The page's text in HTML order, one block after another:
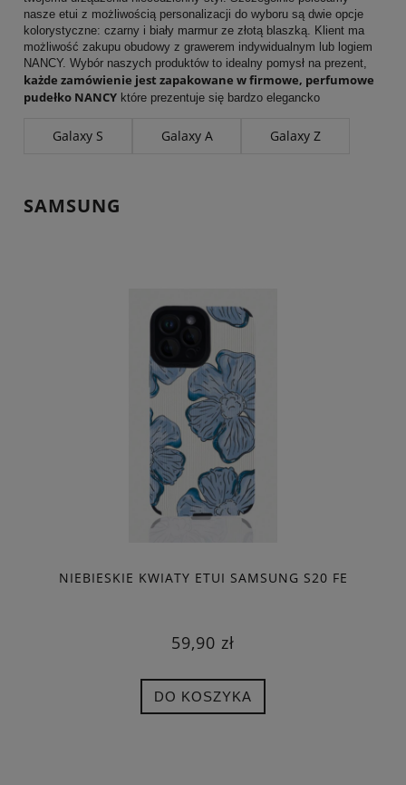
nasze etui z możliwością personalizacji do wyboru są dwie opcje
kolorystyczne: czarny i biały marmur ze złotą blaszką. Klient ma
możliwość zakupu obudowy z grawerem indywidualnym lub logiem
NANCY. Wybór naszych produktów to idealny pomysł na prezent,
każde zamówienie jest zapakowane w firmowe, perfumowe
pudełko NANCY które prezentuje się bardzo elegancko
Galaxy S Galaxy A Galaxy Z
SAMSUNG
NIEBIESKIE KWIATY ETUI SAMSUNG S20 FE
59,90 zł
DO KOSZYKA